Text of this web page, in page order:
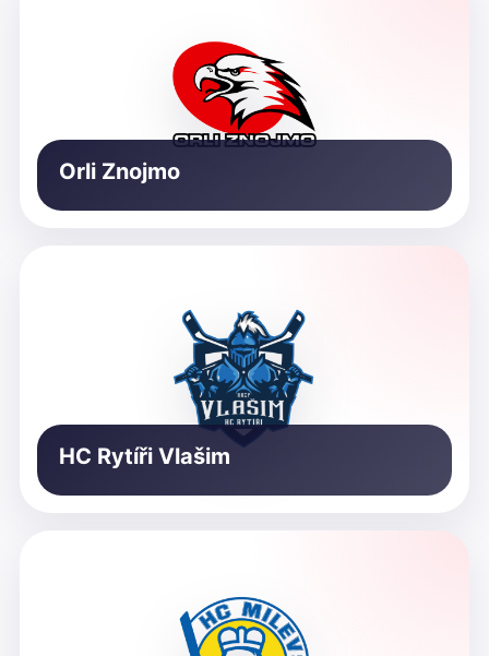
Orli Znojmo
HC Rytíři Vlašim